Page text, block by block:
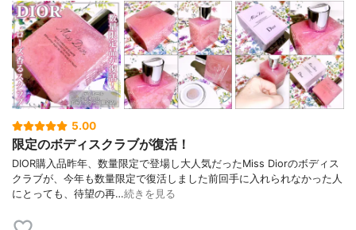
5.00
限定のボディスクラブが復活！
DIOR購入品昨年、数量限定で登場し大人気だったMiss Diorのボディス
クラブが、今年も数量限定で復活しました前回手に入れられなかった人
にとっても、待望の再…続きを見る